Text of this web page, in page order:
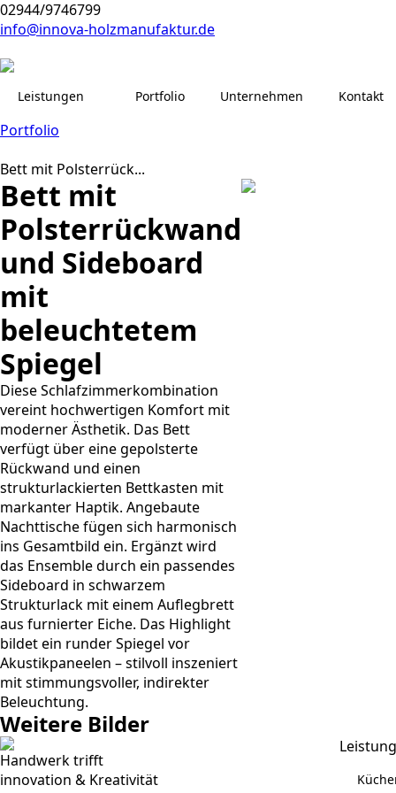
02944/9746799
info@innova-holzmanufaktur.de
Leistungen Portfolio Unternehmen Kontakt
Portfolio
Bett mit Polsterrück...
Bett mit
Polsterrückwand
und Sideboard
mit
beleuchtetem
Spiegel
Diese Schlafzimmerkombination
vereint hochwertigen Komfort mit
moderner Ästhetik. Das Bett
verfügt über eine gepolsterte
Rückwand und einen
strukturlackierten Bettkasten mit
markanter Haptik. Angebaute
Nachttische fügen sich harmonisch
ins Gesamtbild ein. Ergänzt wird
das Ensemble durch ein passendes
Sideboard in schwarzem
Strukturlack mit einem Auflegbrett
aus furnierter Eiche. Das Highlight
bildet ein runder Spiegel vor
Akustikpaneelen – stilvoll inszeniert
mit stimmungsvoller, indirekter
Beleuchtung.
Weitere Bilder
Handwerk trifft
innovation & Kreativität